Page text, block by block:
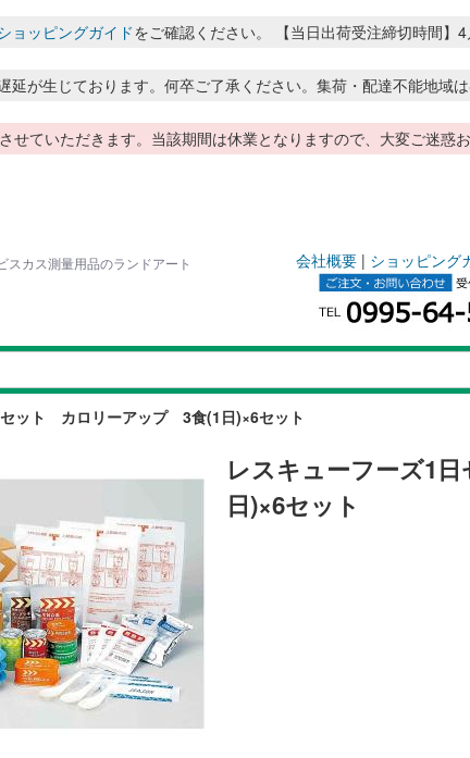
ョッピングガイドをご確認ください。 【当日出荷受注締切時間
が生じております。何卒ご了承ください。集荷・配達不能地域
ていただきます。当該期間は休業となりますので、大変ご迷惑
カス測量用品のランドアート 会社概要 | ショッピング
セット カロリーアップ 3食(1日)×6セット
レスキューフーズ1
日)×6セット